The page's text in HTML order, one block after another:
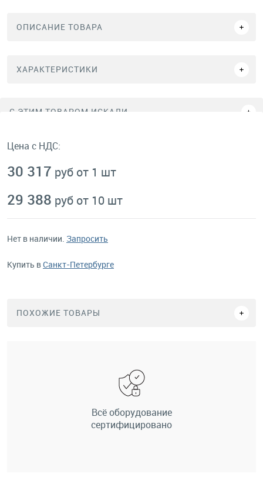
ОПИСАНИЕ ТОВАРА
ХАРАКТЕРИСТИКИ
C ЭТИМ ТОВАРОМ ИСКАЛИ
Цена с НДС:
30 317 руб от 1 шт
29 388 руб от 10 шт
Нет в наличии. Запросить
Купить вСанкт-Петербурге
ПОХОЖИЕ ТОВАРЫ
Всё оборудование
сертифицировано